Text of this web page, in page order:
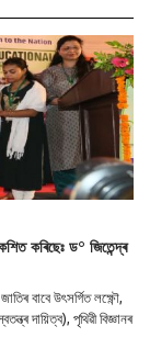
কৰিছেঃ ড° জিতেন্দ্ৰ
উৎসৰ্গিত লক্ষ্ণৌ,